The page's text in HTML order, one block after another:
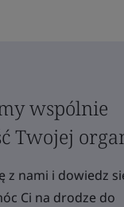
wspólnie
Twojej
z nami i dowiedz
Ci na drodze do